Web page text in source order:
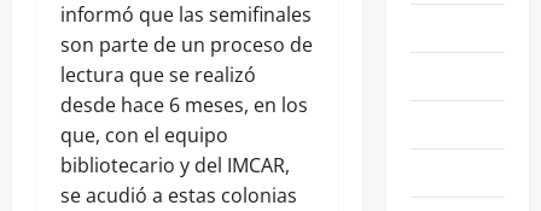
informó que las semifinales
son parte de un proceso de
lectura que se realizó
desde hace 6 meses, en los
que, con el equipo
bibliotecario y del IMCAR,
se acudió a estas colonias